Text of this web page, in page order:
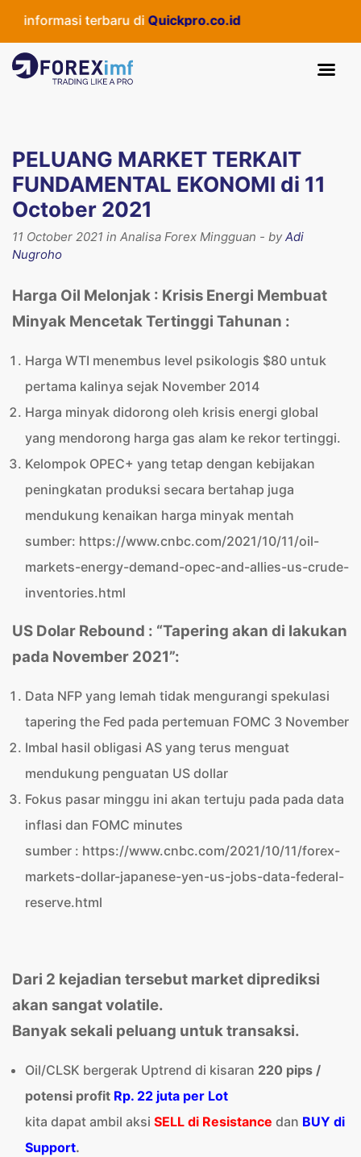
terbaru diQuickpro.co.id
PELUANG MARKET TERKAIT
FUNDAMENTAL EKONOMI di 11
October 2021
11 October 2021 in Analisa Forex Mingguan - byAdi
Nugroho
Harga Oil Melonjak : Krisis Energi Membuat
Minyak Mencetak Tertinggi Tahunan :
Harga WTI menembus level psikologis $80 untuk
pertama kalinya sejak November 2014
Harga minyak didorong oleh krisis energi global
yang mendorong harga gas alam ke rekor tertinggi.
Kelompok OPEC+ yang tetap dengan kebijakan
peningkatan produksi secara bertahap juga
mendukung kenaikan harga minyak mentah
sumber: https://www.cnbc.com/2021/10/11/oil-
markets-energy-demand-opec-and-allies-us-crude-
inventories.html
US Dolar Rebound : “Tapering akan di lakukan
pada November 2021”:
Data NFP yang lemah tidak mengurangi spekulasi
tapering the Fed pada pertemuan FOMC 3 November
Imbal hasil obligasi AS yang terus menguat
mendukung penguatan US dollar
Fokus pasar minggu ini akan tertuju pada pada data
inflasi dan FOMC minutes
sumber : https://www.cnbc.com/2021/10/11/forex-
markets-dollar-japanese-yen-us-jobs-data-federal-
reserve.html
Dari 2 kejadian tersebut market diprediksi
akan sangat volatile.
Banyak sekali peluang untuk transaksi.
Oil/CLSK bergerak Uptrend di kisaran 220 pips /
potensi profit Rp. 22 juta per Lot
kita dapat ambil aksi SELL di Resistance dan BUY di
Support.